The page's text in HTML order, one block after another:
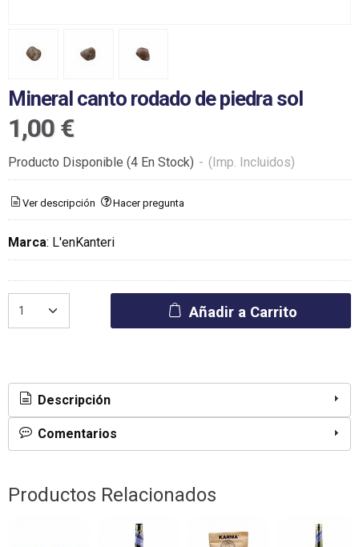
Mineral canto rodado de piedra sol
1,00 €
Producto Disponible (4 En Stock) - (Imp. Incluidos)
Ver descripción Hacer pregunta
Marca: L'enKanteri
Añadir a Carrito
Descripción
Comentarios
Productos Relacionados